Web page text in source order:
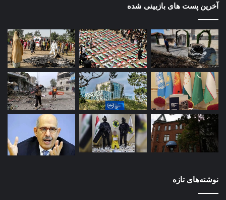
آخرین پست های بازبینی شده
نوشته‌های تازه